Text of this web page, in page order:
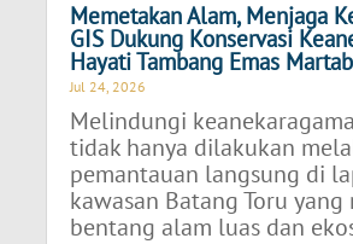
Memetakan Alam, Menjaga
GIS Dukung Konservasi
Hayati Tambang Emas
Jul 24, 2026
Melindungi
tidak hanya dilakukan
pemantauan langsung di
kawasan Batang Toru
bentang alam luas dan